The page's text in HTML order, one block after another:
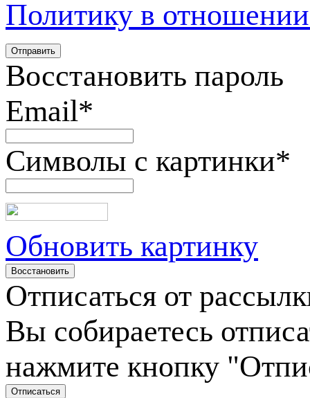
Политику в
Восстановить пароль
Email*
Символы с картинки*
Обновить картинку
Отписаться от
Вы собираетесь
нажмите кнопку